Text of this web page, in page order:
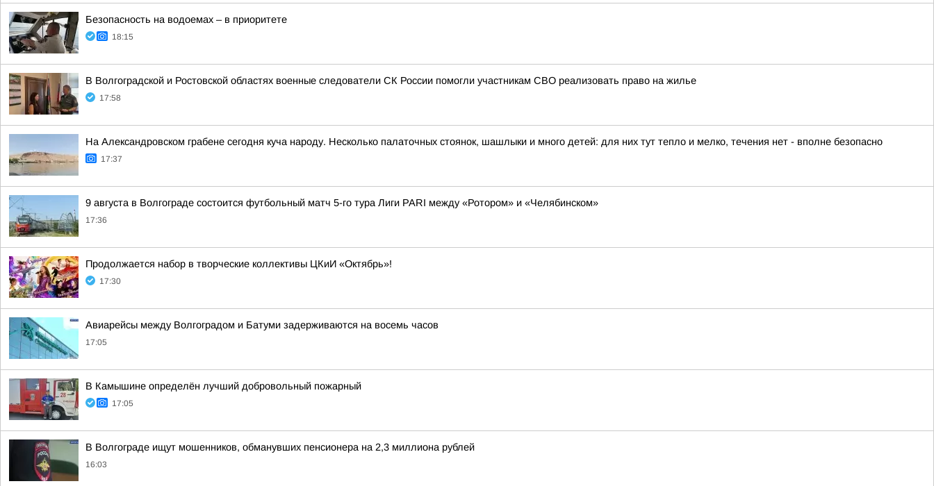
Безопасность на водоемах – в приоритете
18:15
В Волгоградской и Ростовской областях военные следователи СК России помогли участникам СВО реализовать право на жилье
17:58
На Александровском грабене сегодня куча народу. Несколько палаточных стоянок, шашлыки и много детей: для них тут тепло и мелко, течения нет - вполне безопасно
17:37
9 августа в Волгограде состоится футбольный матч 5-го тура Лиги PARI между «Ротором» и «Челябинском»
17:36
Продолжается набор в творческие коллективы ЦКиИ «Октябрь»!
17:30
Авиарейсы между Волгоградом и Батуми задерживаются на восемь часов
17:05
В Камышине определён лучший добровольный пожарный
17:05
В Волгограде ищут мошенников, обманувших пенсионера на 2,3 миллиона рублей
16:03